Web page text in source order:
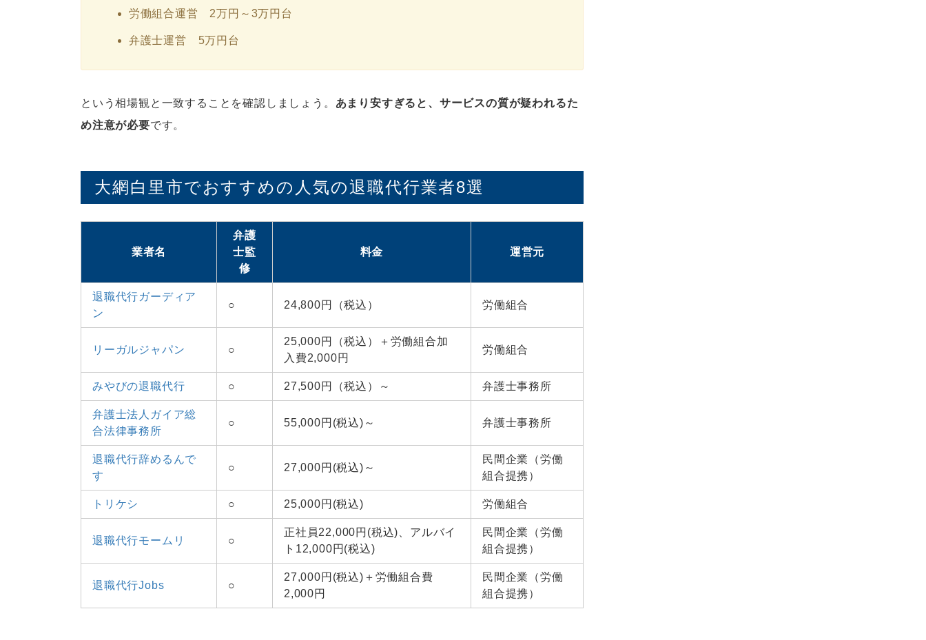
労働組合運営 2万円～3万円台
弁護士運営 5万円台
という相場観と一致することを確認しましょう。 あまり安すぎると、サービスの質が疑われるた
め注意が必要です。
大網白里市でおすすめの人気の退職代行業者8選
業者名
弁護
士監
修
料金 運営元
退職代行ガーディア
ン
○ 24,800円（税込） 労働組合
リーガルジャパン ○
25,000円（税込）＋労働組合加
入費2,000円
労働組合
みやびの退職代行 ○ 27,500円（税込）～ 弁護士事務所
弁護士法人ガイア総
合法律事務所
○ 55,000円(税込)～ 弁護士事務所
退職代行辞めるんで
す
○ 27,000円(税込)～
民間企業（労働
組合提携）
トリケシ ○ 25,000円(税込) 労働組合
退職代行モームリ ○
正社員22,000円(税込)、アルバイ
ト12,000円(税込)
民間企業（労働
組合提携）
退職代行Jobs ○
27,000円(税込)＋労働組合費
2,000円
民間企業（労働
組合提携）